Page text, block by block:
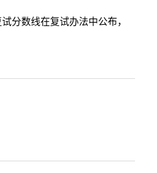
数线在复试办法中公布，